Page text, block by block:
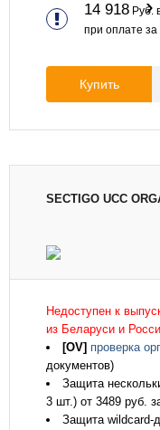
14 918 Руб.
при оплате за
Купить
SECTIGO UCC
Недоступен к
из Беларуси и
[OV] проверка
документов)
Защита
3 шт.) от 3489 руб.
Защита wildcard-